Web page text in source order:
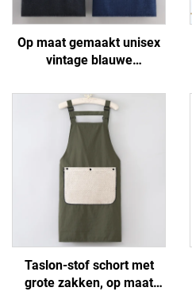
Op maat gemaakt unisex
vintage blauwe
restaurants, koffiebars,
baristas en barmannen,
spijkerstof schort
Taslon-stof schort met
grote zakken, op maat